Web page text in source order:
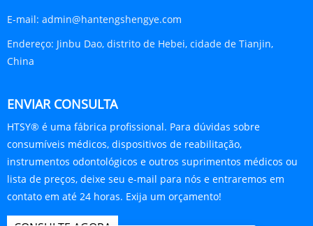
E-mail: admin@hantengshengye.com
Endereço: Jinbu Dao, distrito de Hebei, cidade de Tianjin,
China
ENVIAR CONSULTA
HTSY® é uma fábrica profissional. Para dúvidas sobre
consumíveis médicos, dispositivos de reabilitação,
instrumentos odontológicos e outros suprimentos médicos ou
lista de preços, deixe seu e-mail para nós e entraremos em
contato em até 24 horas. Exija um orçamento!